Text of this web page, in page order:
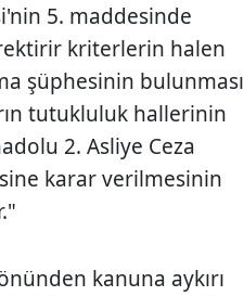
5. maddesinde
kriterlerin halen
şüphesinin bulunması
tutukluluk hallerinin
2. Asliye Ceza
karar verilmesinin
kanuna aykırı